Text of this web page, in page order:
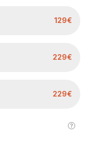
129€
229€
229€
230€